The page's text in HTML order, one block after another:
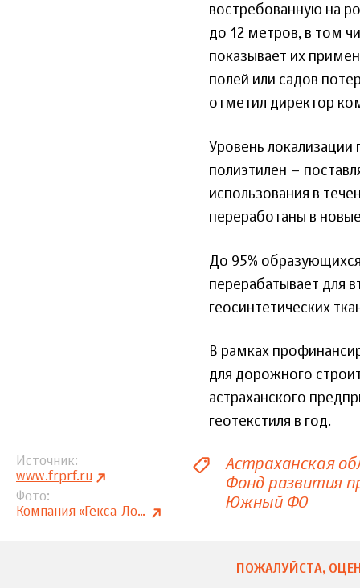
востребованную на
до 12 метров, в том
показывает их
полей или садов
отметил директор
Уровень
полиэтилен –
использования в
переработаны в
До 95%
перерабатывает для
геосинтетических
В рамках
для дорожного
астраханского
геотекстиля в год.
Источник
www.frprf.ru
Фото
Компания «Гекса-Лотос»
Астраханская
Фонд развития
Южный ФО
ПОЖАЛУЙСТА,